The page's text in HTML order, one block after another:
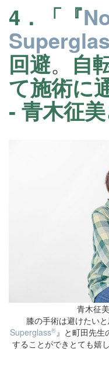
4．「『
回避。自
て施術に
- 青木征美
青木征
膝の手術は避けたい
Superglass®』と町田先生
することができとても嬉